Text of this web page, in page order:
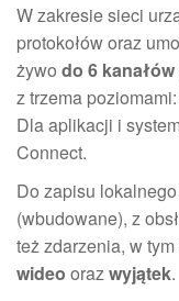
W zakresie sieci
protokołów oraz
żywo do 6 kanałów
z trzema
Dla aplikacji i
Connect.
Do zapisu lokalnego
(wbudowane), z
też zdarzenia, w tym
wideo orazwyjątek.